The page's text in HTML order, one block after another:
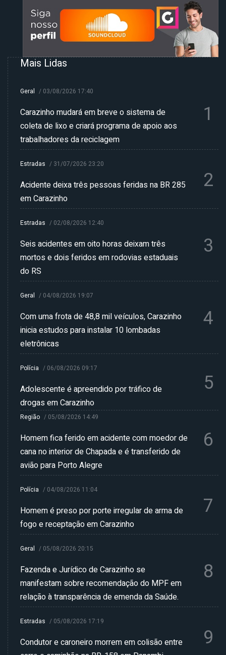
Mais Lidas
Geral / 03/08/2026 17:40
Carazinho mudará em breve o sistema de
coleta de lixo e criará programa de apoio aos
trabalhadores da reciclagem
1
Estradas / 31/07/2026 23:20
Acidente deixa três pessoas feridas na BR 285
em Carazinho
2
Estradas / 02/08/2026 12:40
Seis acidentes em oito horas deixam três
mortos e dois feridos em rodovias estaduais
do RS
3
Geral / 04/08/2026 19:07
Com uma frota de 48,8 mil veículos, Carazinho
inicia estudos para instalar 10 lombadas
eletrônicas
4
Polícia / 06/08/2026 09:17
Adolescente é apreendido por tráfico de
drogas em Carazinho
5
Região / 05/08/2026 14:49
Homem fica ferido em acidente com moedor de
cana no interior de Chapada e é transferido de
avião para Porto Alegre
6
Polícia / 04/08/2026 11:04
Homem é preso por porte irregular de arma de
fogo e receptação em Carazinho
7
Geral / 05/08/2026 20:15
Fazenda e Jurídico de Carazinho se
manifestam sobre recomendação do MPF em
relação à transparência de emenda da Saúde.
8
Estradas / 05/08/2026 17:19
Condutor e caroneiro morrem em colisão entre
9